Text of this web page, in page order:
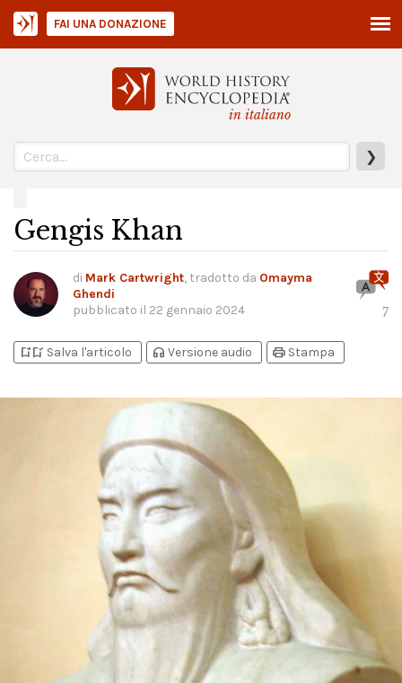
in italiano
❯
FAI UNA DONAZIONE
Gengis Khan
di Mark Cartwright, tradotto da Omayma
Ghendi
pubblicato il 22 gennaio 2024 7
bookmark_addbookmark_added Salva l'articolo headphones Versione audio print Stampa